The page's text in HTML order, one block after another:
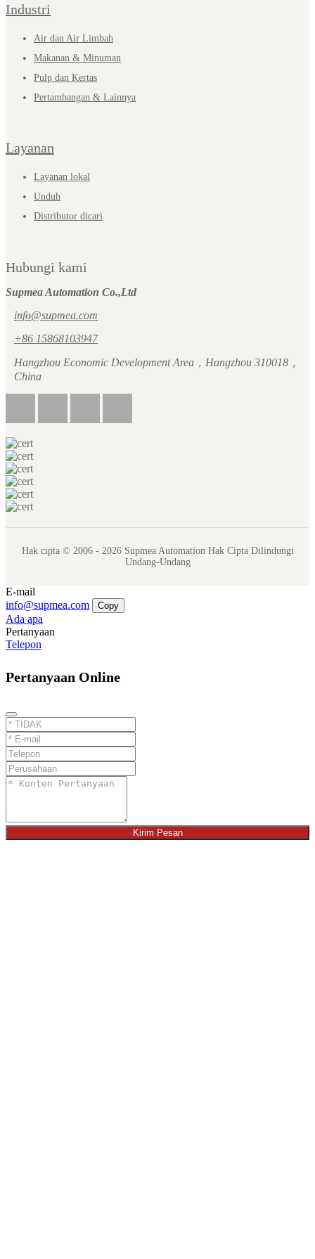
Industri
Air dan Air Limbah
Makanan & Minuman
Pulp dan Kertas
Pertambangan & Lainnya
Layanan
Layanan lokal
Unduh
Distributor dicari
Hubungi kami
Supmea Automation Co.,Ltd
info@supmea.com
+86 15868103947
Hangzhou Economic Development Area，Hangzhou 310018，
China
Hak cipta © 2006 - 2026 Supmea Automation Hak Cipta Dilindungi
Undang-Undang
E-mail
info@supmea.com
Copy
Ada apa
Pertanyaan
Telepon
Pertanyaan Online
Kirim Pesan